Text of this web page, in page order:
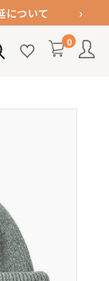
について
ついて
›
0